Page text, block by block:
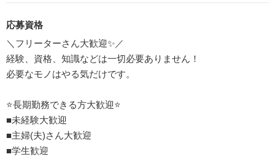
応募資格
＼フリーターさん⼤歓迎✨／
経験、資格、知識などは一切必要ありません！
必要なモノはやる気だけです。
⭐⻑期勤務できる⽅⼤歓迎⭐
■未経験⼤歓迎
■主婦(夫)さん⼤歓迎
■学生歓迎